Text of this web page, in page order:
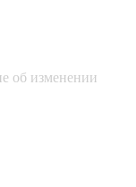
об изменении